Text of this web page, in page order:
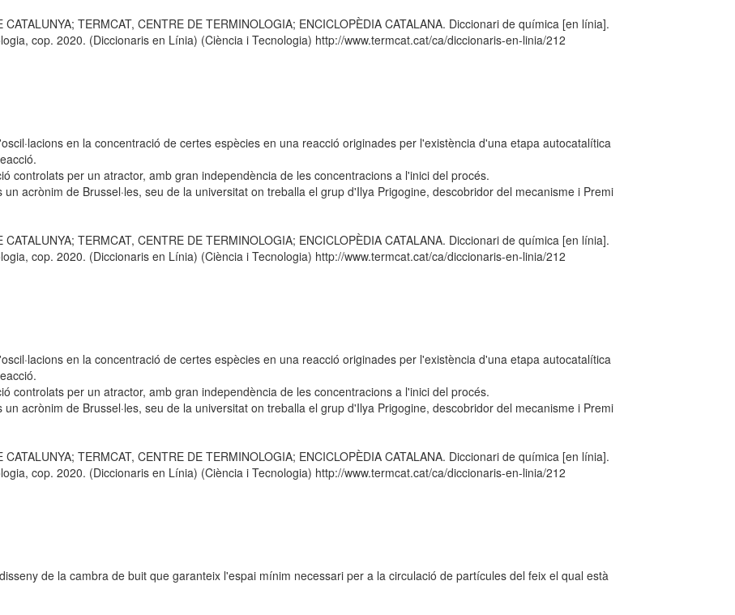
TERMCAT, CENTRE DE TERMINOLOGIA; ENCICLOPÈDIA CATALANA. Diccionari de química [en línia].
cop. 2020. (Diccionaris en Línia) (Ciència i Tecnologia) http://www.termcat.cat/ca/diccionaris-en-linia/212
en la concentració de certes espècies en una reacció originades per l'existència d'una etapa autocatalítica
controlats per un atractor, amb gran independència de les concentracions a l'inici del procés.
acrònim de Brussel·les, seu de la universitat on treballa el grup d'Ilya Prigogine, descobridor del mecanisme i Premi
TERMCAT, CENTRE DE TERMINOLOGIA; ENCICLOPÈDIA CATALANA. Diccionari de química [en línia].
cop. 2020. (Diccionaris en Línia) (Ciència i Tecnologia) http://www.termcat.cat/ca/diccionaris-en-linia/212
en la concentració de certes espècies en una reacció originades per l'existència d'una etapa autocatalítica
controlats per un atractor, amb gran independència de les concentracions a l'inici del procés.
acrònim de Brussel·les, seu de la universitat on treballa el grup d'Ilya Prigogine, descobridor del mecanisme i Premi
TERMCAT, CENTRE DE TERMINOLOGIA; ENCICLOPÈDIA CATALANA. Diccionari de química [en línia].
cop. 2020. (Diccionaris en Línia) (Ciència i Tecnologia) http://www.termcat.cat/ca/diccionaris-en-linia/212
de la cambra de buit que garanteix l'espai mínim necessari per a la circulació de partícules del feix el qual està